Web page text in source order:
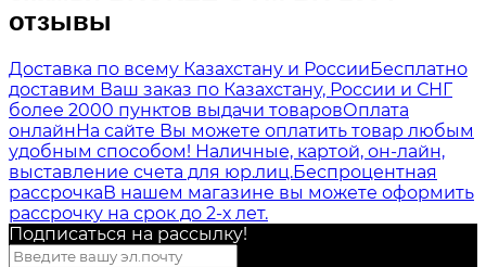
отзывы
Доставка по всему Казахстану и РоссииБесплатно
доставим Ваш заказ по Казахстану, России и СНГ
более 2000 пунктов выдачи товаровОплата
онлайнНа сайте Вы можете оплатить товар любым
удобным способом! Наличные, картой, он-лайн,
выставление счета для юр.лиц.Беспроцентная
рассрочкаВ нашем магазине вы можете оформить
рассрочку на срок до 2-х лет.
Подписаться на рассылкy!